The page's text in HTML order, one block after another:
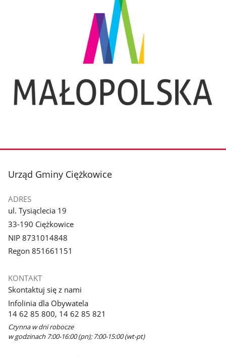
stopka
Urząd Gminy Ciężkowice
ADRES
ul. Tysiąclecia 19
33-190 Ciężkowice
NIP 8731014848
Regon 851661151
KONTAKT
Skontaktuj się z nami
Infolinia dla Obywatela
14 62 85 800, 14 62 85 821
Czynna w dni robocze
w godzinach 7:00-16:00 (pn); 7:00-15:00 (wt-pt)